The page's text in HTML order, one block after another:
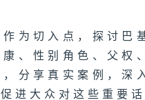
为切入点，探讨巴
、性别角色、父权
分享真实案例，深
进大众对这些重要